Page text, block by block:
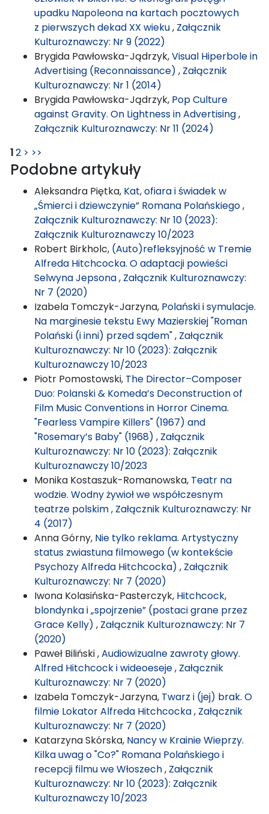
upadku Napoleona na kartach pocztowych
z pierwszych dekad XX wieku, Załącznik
Kulturoznawczy: Nr 9 (2022)
Brygida Pawłowska-Jądrzyk,Visual Hiperbole in
Advertising (Reconnaissance) , Załącznik
Kulturoznawczy: Nr 1 (2014)
Brygida Pawłowska-Jądrzyk, Pop Culture
against Gravity. On Lightness in Advertising,
Załącznik Kulturoznawczy: Nr 11 (2024)
12 > >>
Podobne artykuły
Aleksandra Piętka, Kat, ofiara i świadek w
„Śmierci i dziewczynie” Romana Polańskiego,
Załącznik Kulturoznawczy: Nr 10 (2023):
Załącznik Kulturoznawczy 10/2023
Robert Birkholc, (Auto)refleksyjność w Tremie
Alfreda Hitchcocka. O adaptacji powieści
Selwyna Jepsona, Załącznik Kulturoznawczy:
Nr 7 (2020)
Izabela Tomczyk-Jarzyna, Polański i symulacje.
Na marginesie tekstu Ewy Mazierskiej "Roman
Polański (i inni) przed sądem", Załącznik
Kulturoznawczy: Nr 10 (2023): Załącznik
Kulturoznawczy 10/2023
Piotr Pomostowski, The Director–Composer
Duo: Polanski & Komeda’s Deconstruction of
Film Music Conventions in Horror Cinema.
"Fearless Vampire Killers" (1967) and
"Rosemary’s Baby" (1968) , Załącznik
Kulturoznawczy: Nr 10 (2023): Załącznik
Kulturoznawczy 10/2023
Monika Kostaszuk-Romanowska, Teatr na
wodzie. Wodny żywioł we współczesnym
teatrze polskim, Załącznik Kulturoznawczy: Nr
4 (2017)
Anna Górny, Nie tylko reklama. Artystyczny
status zwiastuna filmowego (w kontekście
Psychozy Alfreda Hitchcocka) , Załącznik
Kulturoznawczy: Nr 7 (2020)
Iwona Kolasińska-Pasterczyk, Hitchcock,
blondynka i „spojrzenie” (postaci grane przez
Grace Kelly) , Załącznik Kulturoznawczy: Nr 7
(2020)
Paweł Biliński ,Audiowizualne zawroty głowy.
Alfred Hitchcock i wideoeseje, Załącznik
Kulturoznawczy: Nr 7 (2020)
Izabela Tomczyk-Jarzyna, Twarz i (jej) brak. O
filmie Lokator Alfreda Hitchcocka, Załącznik
Kulturoznawczy: Nr 7 (2020)
Katarzyna Skórska, Nancy w Krainie Wieprzy.
Kilka uwag o "Co?" Romana Polańskiego i
recepcji filmu we Włoszech, Załącznik
Kulturoznawczy: Nr 10 (2023): Załącznik
Kulturoznawczy 10/2023